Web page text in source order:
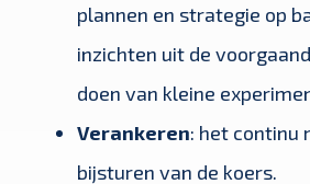
plannen en strategie op
inzichten uit de
doen van kleine
Verankeren: het continu
bijsturen van de koers.